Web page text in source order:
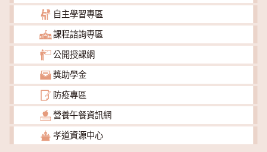
自主學習專區
課程諮詢專區
公開授課網
獎助學金
防疫專區
營養午餐資訊網
孝道資源中心